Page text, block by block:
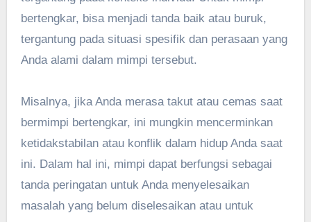
bertengkar, bisa menjadi tanda baik atau buruk,
tergantung pada situasi spesifik dan perasaan yang
Anda alami dalam mimpi tersebut.
Misalnya, jika Anda merasa takut atau cemas saat
bermimpi bertengkar, ini mungkin mencerminkan
ketidakstabilan atau konflik dalam hidup Anda saat
ini. Dalam hal ini, mimpi dapat berfungsi sebagai
tanda peringatan untuk Anda menyelesaikan
masalah yang belum diselesaikan atau untuk